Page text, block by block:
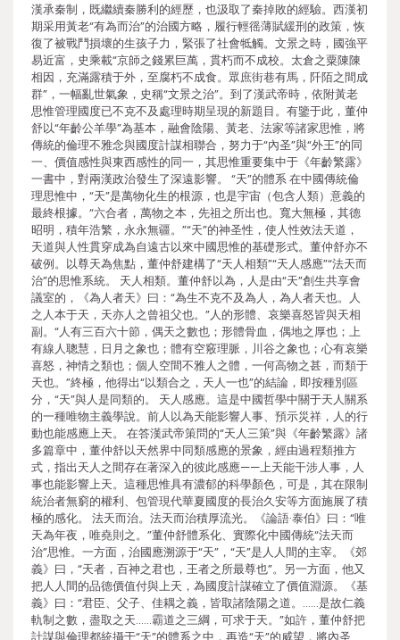
漢承秦制，既繼續秦勝利的經歷，也汲取了秦掉敗的經驗。西漢初
期采用黃老“有為而治”的治國方略，履行輕徭薄賦緩刑的政策，恢
復了被戰鬥損壞的生孩子力，緊張了社會牴觸。文景之時，國強平
易近富，史乘載“京師之錢累巨萬，貫朽而不成校。太倉之粟陳陳
相因，充滿露積于外，至腐朽不成食。眾庶街巷有馬，阡陌之間成
群”，一幅亂世氣象，史稱“文景之治”。到了漢武帝時，依附黃老
思惟管理國度已不克不及處理時期呈現的新題目。有鑒于此，董仲
舒以“年齡公羊學”為基本，融會陰陽、黃老、法家等諸家思惟，將
傳統的倫理不雅念與國度計謀相聯合，努力于“內圣”與“外王”的同
一、價值感性與東西感性的同一，其思惟重要集中于《年齡繁露》
一書中，對兩漢政治發生了深遠影響。 “天”的體系 在中國傳統倫
理思惟中，“天”是萬物化生的根源，也是宇宙（包含人類）意義的
最終根據。“六合者，萬物之本，先祖之所出也。寬大無極，其德
昭明，積年浩繁，永永無疆。”“天”的神圣性，使人性效法天道，
天道與人性貫穿成為自遠古以來中國思惟的基礎形式。董仲舒亦不
破例。以尊天為焦點，董仲舒建構了“天人相類”“天人感應”“法天而
治”的思惟系統。 天人相類。董仲舒以為，人是由“天”創生共享會
議室的，《為人者天》曰：“為生不克不及為人，為人者天也。人
之人本于天，天亦人之曾祖父也。”人的形體、哀樂喜怒皆與天相
副。“人有三百六十節，偶天之數也；形體骨血，偶地之厚也；上
有線人聰慧，日月之象也；體有空竅理脈，川谷之象也；心有哀樂
喜怒，神情之類也；個人空間不雅人之體，一何高物之甚，而類于
天也。”終極，他得出“以類合之，天人一也”的結論，即按種別區
分，“天”與人是同類的。 天人感應。這是中國哲學中關于天人關系
的一種唯物主義學說。前人以為天能影響人事、預示災祥，人的行
動也能感應上天。 在答漢武帝策問的“天人三策”與《年齡繁露》諸
多篇章中，董仲舒以天然界中同類感應的景象，經由過程類推方
式，指出天人之間存在著深入的彼此感應——上天能干涉人事，人
事也能影響上天。這種思惟具有濃郁的科學顏色，可是，其在限制
統治者無窮的權利、包管現代華夏國度的長治久安等方面施展了積
極的感化。 法天而治。法天而治積厚流光。《論語·泰伯》曰：“唯
天為年夜，唯堯則之。”董仲舒體系化、實際化中國傳統“法天而
治”思惟。一方面，治國應溯源于“天”，“天”是人人間的主宰。《郊
義》曰，“天者，百神之君也，王者之所最尊也”。另一方面，他又
把人人間的品德價值付與上天，為國度計謀確立了價值淵源。《基
義》曰：“君臣、父子、佳耦之義，皆取諸陰陽之道。……是故仁義
軌制之數，盡取之天……霸道之三綱，可求于天。”如許，董仲舒把